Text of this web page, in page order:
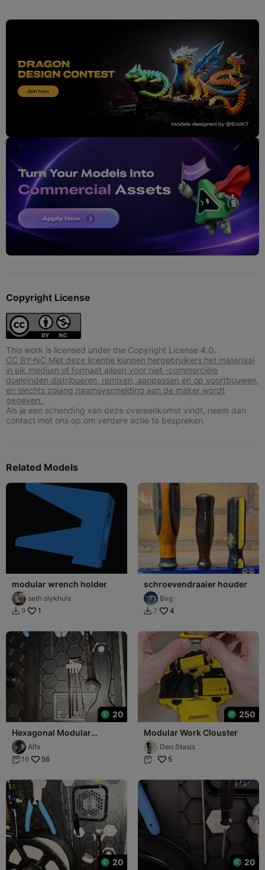
Copyright License
This work is licensed under the Copyright License 4.0.
CC BY-NC Met deze licentie kunnen hergebruikers het materiaal
in elk medium of formaat alleen voor niet -commerciële
doeleinden distribueren, remixen, aanpassen en op voortbouwen,
en slechts zolang naamsvermelding aan de maker wordt
gegeven.,
Als je een schending van deze overeenkomst vindt, neem dan
contact met ons op om verdere actie te bespreken.
Related Models
modular wrench holder
seth slykhuis
 9 1
schroevendraaier houder
Bvg
 7 4
20
Hexagonal Modular
System for K1 Workspace:
Allen Keys Holder
Alfx
 16 56
250
Modular Work Clouster
Den Stasis
 5
20 20